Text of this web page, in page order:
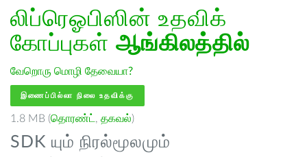
லிப்ரெஓபிஸின் உதவிக்
கோப்புகள் ஆங்கிலத்தில்
வேறொரு மொழி தேவையா?
இணைப்பில்லா நிலை உதவிக்கு
1.8 MB (தொரண்ட் , தகவல்)
SDK யும் நிரல்மூலமும்